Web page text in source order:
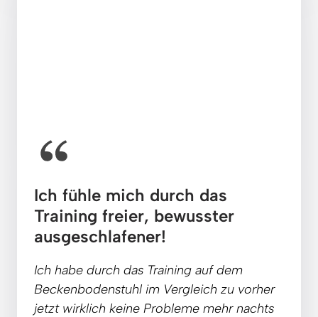
Ich fühle mich durch das
Training freier, bewusster
ausgeschlafener!
Ich habe durch das Training auf
Beckenbodenstuhl im Vergleich zu
vorher
jetzt wirklich keine Probleme mehr